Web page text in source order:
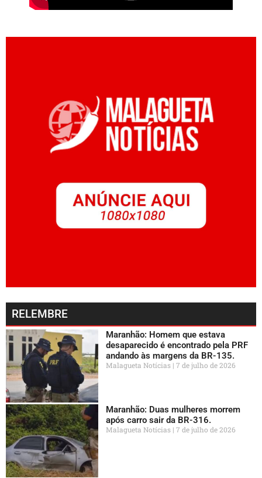
RELEMBRE
Maranhão: Homem que estava
desaparecido é encontrado pela PRF
andando às margens da BR-135.
Malagueta Notícias 7 de julho de 2026
Maranhão: Duas mulheres morrem
após carro sair da BR-316.
Malagueta Notícias 7 de julho de 2026